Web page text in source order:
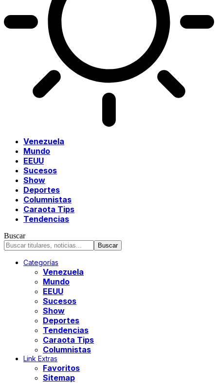
Venezuela
Mundo
EEUU
Sucesos
Show
Deportes
Columnistas
Caraota Tips
Tendencias
Buscar
Categorías
Venezuela
Mundo
EEUU
Sucesos
Show
Deportes
Tendencias
Caraota Tips
Columnistas
Link Extras
Favoritos
Sitemap